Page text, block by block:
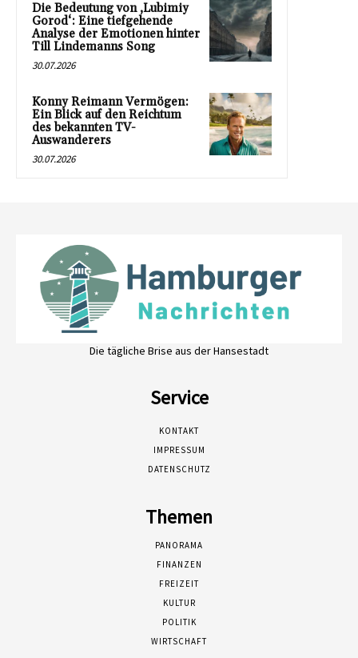
Die Bedeutung von ‚Lubimiy
Gorod‘: Eine tiefgehende
Analyse der Emotionen hinter
Till Lindemanns Song
30.07.2026
Konny Reimann Vermögen:
Ein Blick auf den Reichtum
des bekannten TV-
Auswanderers
30.07.2026
Die tägliche Brise aus der Hansestadt
Service
KONTAKT
IMPRESSUM
DATENSCHUTZ
Themen
PANORAMA
FINANZEN
FREIZEIT
KULTUR
POLITIK
WIRTSCHAFT